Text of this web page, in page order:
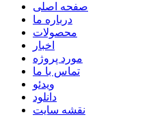
صفحه اصلی
درباره ما
محصولات
اخبار
مورد پروژه
تماس با ما
ویدئو
دانلود
نقشه سایت